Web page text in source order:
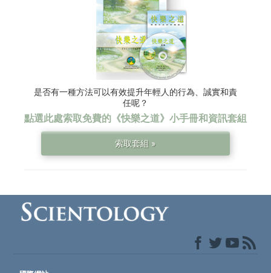
是否有一種方法可以有效提升年輕人的行為、誠實和責
任呢？
點選此處索取免費的 《快樂之道》 小手冊和資訊套組
索取套組 »